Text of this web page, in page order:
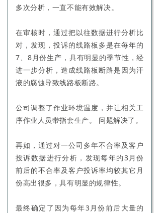
多次分析，一直不能有效解决。
在审核时，通过把以往数据进行分析比
对，发现，投诉的线路板多是在每年的
7、8月份生产，具有明显的季节性，经
进一步分析，造成线路板断路是因为汗
液的腐蚀导致线路板断路。
公司调整了作业环境温度，并让相关工
序作业人员带指套生产。 问题解决了。
再如，通过对一公司多年不合率及客户
投诉数据进行分析，发现每年的3月份
前后的不合率及客户投诉率均较其它月
份高出很多，具有明显的规律性。
最终确定了因为每年3月份前后大量的